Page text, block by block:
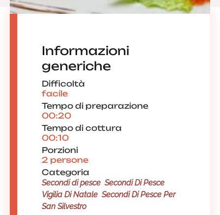
Informazioni
generiche
Difficoltà
facile
Tempo di preparazione
00:20
Tempo di cottura
00:10
Porzioni
2 persone
Categoria
Secondi di pesce Secondi Di Pesce
Vigilia Di Natale Secondi Di Pesce Per
San Silvestro